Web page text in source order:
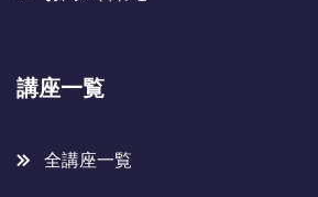
講座一覧
全講座一覧